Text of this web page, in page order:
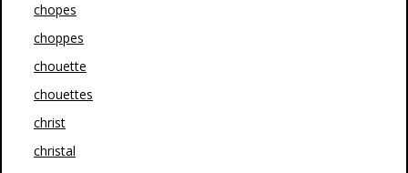
chopes
choppes
chouette
chouettes
christ
christal